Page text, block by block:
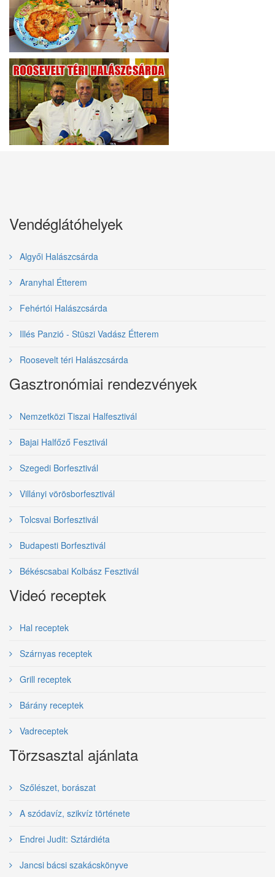
Vendéglátóhelyek
Algyői Halászcsárda
Aranyhal Étterem
Fehértói Halászcsárda
Illés Panzió - Stüszi Vadász Étterem
Roosevelt téri Halászcsárda
Gasztronómiai rendezvények
Nemzetközi Tiszai Halfesztivál
Bajai Halfőző Fesztivál
Szegedi Borfesztivál
Villányi vörösborfesztivál
Tolcsvai Borfesztivál
Budapesti Borfesztivál
Békéscsabai Kolbász Fesztivál
Videó receptek
Hal receptek
Szárnyas receptek
Grill receptek
Bárány receptek
Vadreceptek
Törzsasztal ajánlata
Szőlészet, borászat
A szódavíz, szikvíz története
Endrei Judit: Sztárdiéta
Jancsi bácsi szakácskönyve